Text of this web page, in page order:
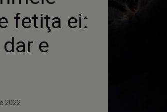
fetiţa ei:
e
2022